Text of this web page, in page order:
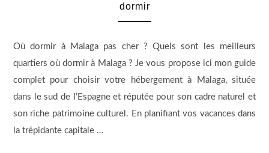
dormir
Où dormir à Malaga pas cher ? Quels sont les meilleurs
quartiers où dormir à Malaga ? Je vous propose ici mon guide
complet pour choisir votre hébergement à Malaga, située
dans le sud de l’Espagne et réputée pour son cadre naturel et
son riche patrimoine culturel. En planifiant vos vacances dans
la trépidante capitale …